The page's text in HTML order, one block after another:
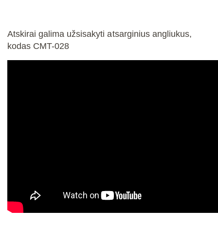
Atskirai galima užsisakyti atsarginius angliukus,
kodas CMT-028